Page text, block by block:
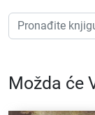
Možda će